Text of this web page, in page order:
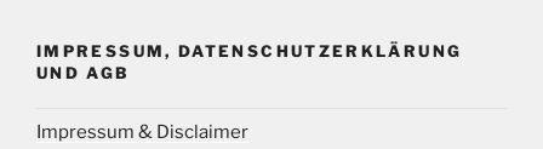
IMPRESSUM, DATENSCHUTZERKLÄRUNG
UND AGB
Impressum & Disclaimer